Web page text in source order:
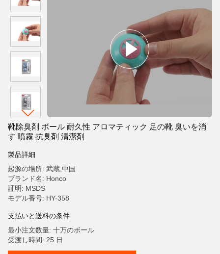
靴除臭剤 ボール 耐久性 アロマティック 足の靴 臭いを消
す 噴霧 抗臭剤 清潔剤
製品詳細
起源の場所: 武蔵,中国
ブランド名: Honco
証明: MSDS
モデル番号: HY-358
支払いと送料の条件
最小注文数量: 十万のボール
受渡し時間: 25 日